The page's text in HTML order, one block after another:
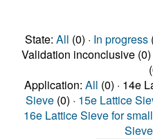
State: All (0) · In progress
Validation inconclusive (0)
Application: All (0) · 14e
Sieve (0) · 15e Lattice
16e Lattice Sieve for